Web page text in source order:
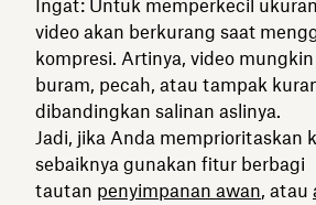
Ingat: Untuk memperkecil
video akan berkurang saat
kompresi. Artinya, video
buram, pecah, atau tampak
dibandingkan salinan aslinya.
Jadi, jika Anda memprioritaskan
sebaiknya gunakan fitur berbagi
tautan penyimpanan awan, atau